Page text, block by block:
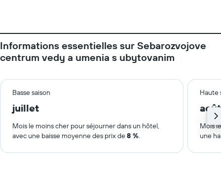
Informations essentielles sur Sebarozvojove
centrum vedy a umenia s ubytovanim
Basse saison Haute
juillet août
Mois le moins cher pour séjourner dans un hôtel,
avec une baisse moyenne des prix de8 %.
Mois
une